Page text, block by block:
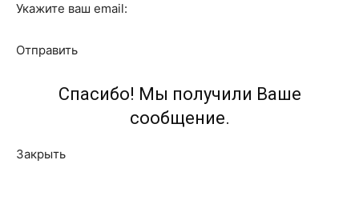
Укажите ваш email:
Отправить
Спасибо! Мы получили Ваше
сообщение.
Закрыть